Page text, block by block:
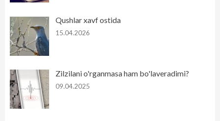
Qushlar xavf ostida
15.04.2026
Zilzilani o'rganmasa ham bo'laveradimi?
09.04.2025